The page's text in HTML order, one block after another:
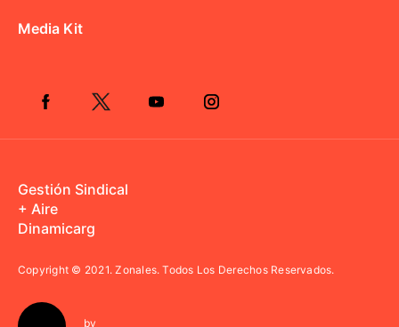
Media Kit
Gestión Sindical
+ Aire
Dinamicarg
Copyright © 2021.Zonales. Todos Los Derechos Reservados.
by